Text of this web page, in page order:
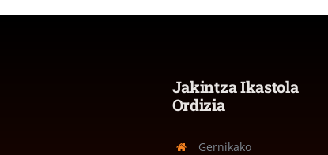
Jakintza Ikastola
Ordizia
Gernikako